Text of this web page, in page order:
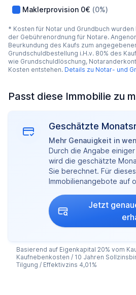
Maklerprovision 0€ (0%)
* Kosten für Notar und Grundbuch
der Gebührenordnung für Notare.
Beurkundung des Kaufs zum
Grundschuldbestellung i.H.v. 80% des
wie Grundschuldlöschung,
Kosten entstehen. Details zu Notar- und
Passt diese Immobilie zu
Geschätzte
Mehr Genauigkeit in
Durch die Angabe
wird die geschätzte
Sie berechnet. Für
Immobilienangebote auf
Jetzt
Basierend auf Eigenkapital 20% vom
Kaufnebenkosten / 10 Jahren
Tilgung / Effektivzins 4,01%